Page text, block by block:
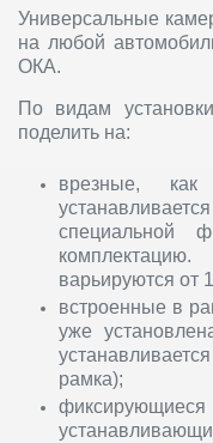
Универсальные
на любой
ОКА.
По видам
поделить на:
врезные,
специальной
варьируются от
встроенные в
уже
рамка);